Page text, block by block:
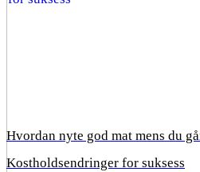
Hvordan nyte god mat mens du
Kostholdsendringer for suksess